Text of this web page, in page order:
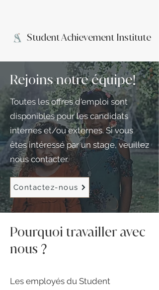
Student Achievement Institute
Rejoins notre équipe!
Toutes les offres d'emploi sont
disponibles pour les candidats
internes et/ou externes. Si vous
êtes intéressé par un stage, veuillez
nous contacter.
Contactez-nous
Pourquoi travailler avec
nous ?
Les employés du Student